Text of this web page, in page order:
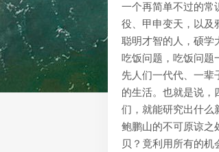
一个再简单不过的
役、甲申变天，以及
聪明才智的人，硕学
吃饭问题，吃饭问题
先人们一代代、一辈
的生活。也就是说，
们，就能研究出什么
鲍鹏山的不可原谅之
贝？竟利用所有的